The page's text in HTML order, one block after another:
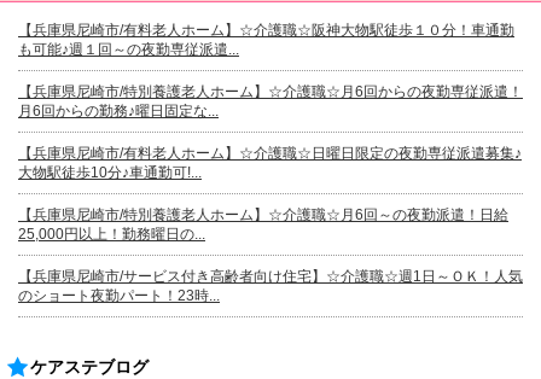
【兵庫県尼崎市/有料老人ホーム】☆介護職☆阪神大物駅徒歩１０分！車通勤
も可能♪週１回～の夜勤専従派遣...
【兵庫県尼崎市/特別養護老人ホーム】☆介護職☆月6回からの夜勤専従派遣！
月6回からの勤務♪曜日固定な...
【兵庫県尼崎市/有料老人ホーム】☆介護職☆日曜日限定の夜勤専従派遣募集♪
大物駅徒歩10分♪車通勤可!...
【兵庫県尼崎市/特別養護老人ホーム】☆介護職☆月6回～の夜勤派遣！日給
25,000円以上！勤務曜日の...
【兵庫県尼崎市/サービス付き高齢者向け住宅】☆介護職☆週1日～ＯＫ！人気
のショート夜勤パート！23時...
ケアステブログ